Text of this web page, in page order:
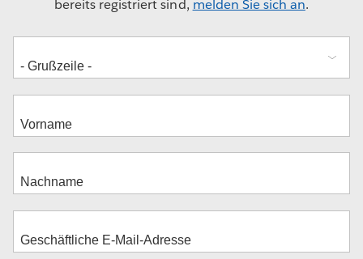
bereits registriert sind, melden Sie sich an.